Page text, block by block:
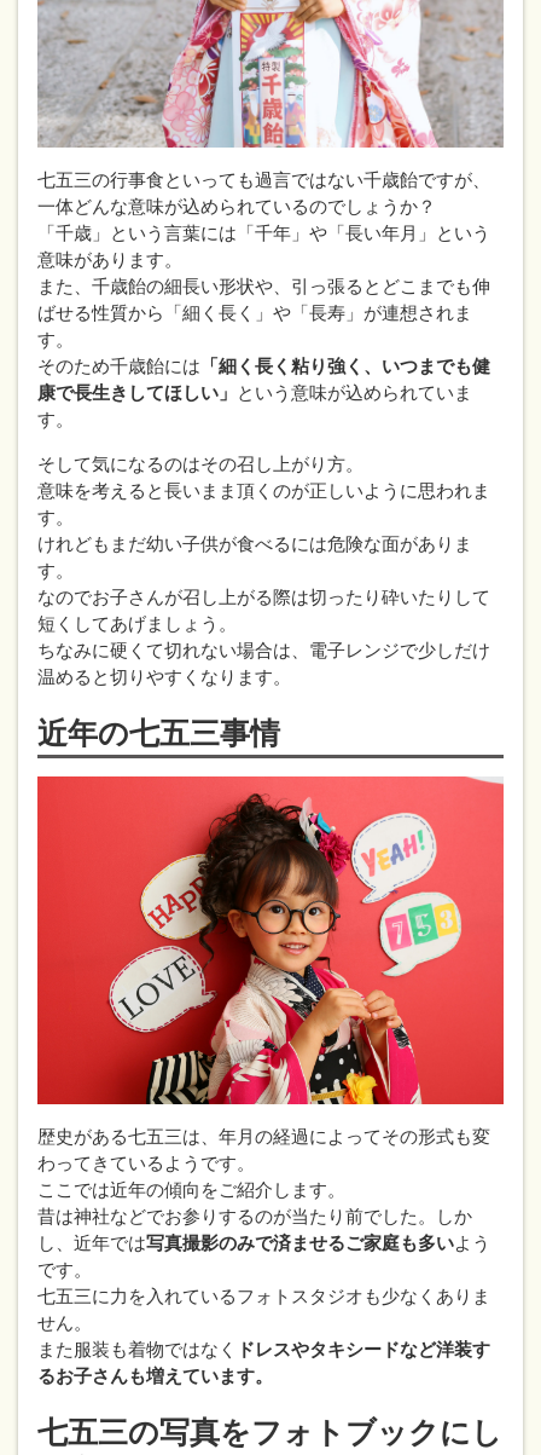
七五三の行事食といっても過言ではない千歳飴ですが、
一体どんな意味が込められているのでしょうか？
「千歳」という言葉には「千年」や「長い年月」という
意味があります。
また、千歳飴の細長い形状や、引っ張るとどこまでも伸
ばせる性質から「細く長く」や「長寿」が連想されま
す。
そのため千歳飴には 「細く長く粘り強く、いつまでも健
康で長生きしてほしい」 という意味が込められていま
す。
そして気になるのはその召し上がり方。
意味を考えると長いまま頂くのが正しいように思われま
す。
けれどもまだ幼い子供が食べるには危険な面がありま
す。
なのでお子さんが召し上がる際は切ったり砕いたりして
短くしてあげましょう。
ちなみに硬くて切れない場合は、電子レンジで少しだけ
温めると切りやすくなります。
近年の七五三事情
歴史がある七五三は、年月の経過によってその形式も変
わってきているようです。
ここでは近年の傾向をご紹介します。
昔は神社などでお参りするのが当たり前でした。しか
し、近年では写真撮影のみで済ませるご家庭も多いよう
です。
七五三に力を入れているフォトスタジオも少なくありま
せん。
また服装も着物ではなく ドレスやタキシードなど洋装す
るお子さんも増えています。
七五三の写真をフォトブックにし